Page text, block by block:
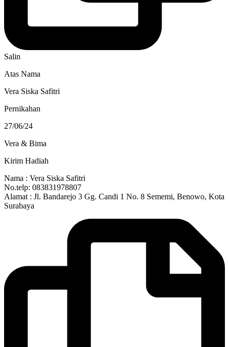
Salin
Atas Nama
Vera Siska Safitri
Pernikahan
27/06/24
Vera & Bima
Kirim Hadiah
Nama : Vera Siska Safitri
No.telp: 083831978807
Alamat : Jl. Bandarejo 3 Gg. Candi 1 No. 8 Sememi, Benowo, Kota
Surabaya